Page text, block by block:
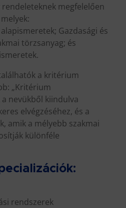
megfelelően
Gazdasági és
törzsanyag; és
a kritérium
„Kritérium
nevükből kiindulva
elvégzéséhez, és a
amik a mélyebb szakmai
különféle
rendszerek